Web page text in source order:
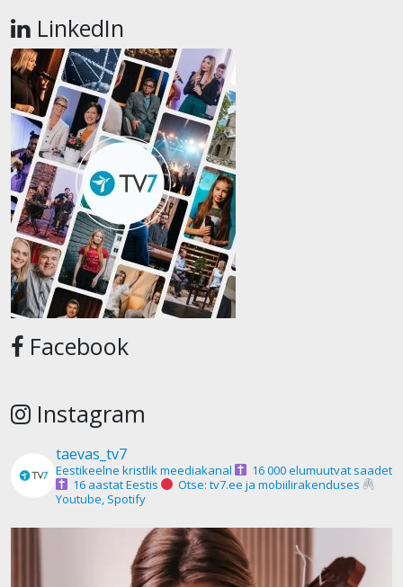
LinkedIn
Facebook
Instagram
taevas_tv7
Eestikeelne kristlik meediakanal
16 000 elumuutvat saadet
16 aastat Eestis
Otse: tv7.ee ja mobiilirakenduses
Youtube, Spotify